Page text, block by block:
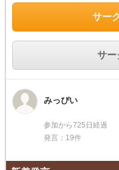
サー
サー
みっぴい
参加から725日経過
発言：19件